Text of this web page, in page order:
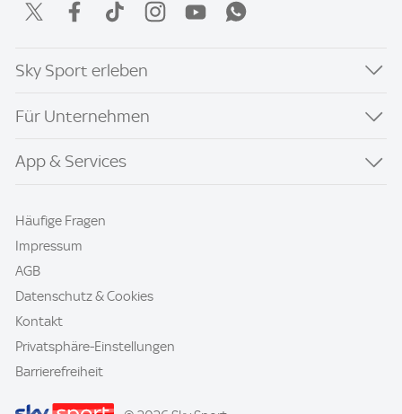
Sky Sport erleben
Für Unternehmen
App & Services
Häufige Fragen
Impressum
AGB
Datenschutz & Cookies
Kontakt
Privatsphäre-Einstellungen
Barrierefreiheit